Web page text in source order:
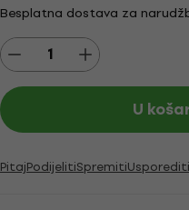
Besplatna dostava za
U
PitajPodijelitiSpremitiUsporediti